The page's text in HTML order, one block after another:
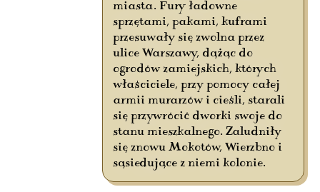
miasta. Fury ładowne
sprzętami, pakami, kuframi
przesuwały się zwolna przez
ulice Warszawy, dążąc do
ogrodów zamiejskich, których
właściciele, przy pomocy całej
armii murarzów i cieśli, starali
się przywrócić dworki swoje do
stanu mieszkalnego. Zaludniły
się znowu Mokotów, Wierzbno i
sąsiedujące z niemi kolonie.